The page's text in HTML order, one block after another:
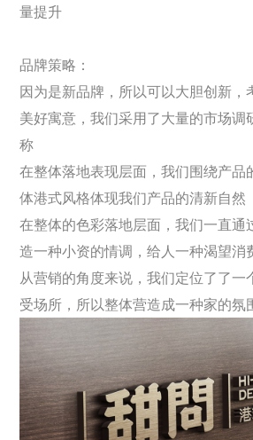
量提升
品牌策略：
因为是新品牌，所以可以大胆创新，
美好寓意，我们采用了大量的市场调
称
在整体落地表现层面，我们围绕产品
体港式风格体现我们产品的清新自然
在整体的色彩落地层面，我们一直通
造一种小资的情调，给人一种渴望消
从营销的角度来说，我们定位了了一
受场所，所以整体营造成一种家的氛